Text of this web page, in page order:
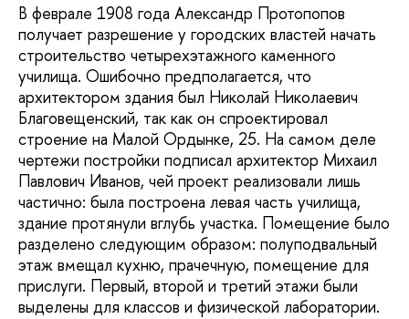
В феврале 1908 года Александр Протопопов
получает разрешение у городских властей начать
строительство четырехэтажного каменного
училища. Ошибочно предполагается, что
архитектором здания был Николай Николаевич
Благовещенский, так как он спроектировал
строение на Малой Ордынке, 25. На самом деле
чертежи постройки подписал архитектор Михаил
Павлович Иванов, чей проект реализовали лишь
частично: была построена левая часть училища,
здание протянули вглубь участка. Помещение было
разделено следующим образом: полуподвальный
этаж вмещал кухню, прачечную, помещение для
прислуги. Первый, второй и третий этажи были
выделены для классов и физической лаборатории.